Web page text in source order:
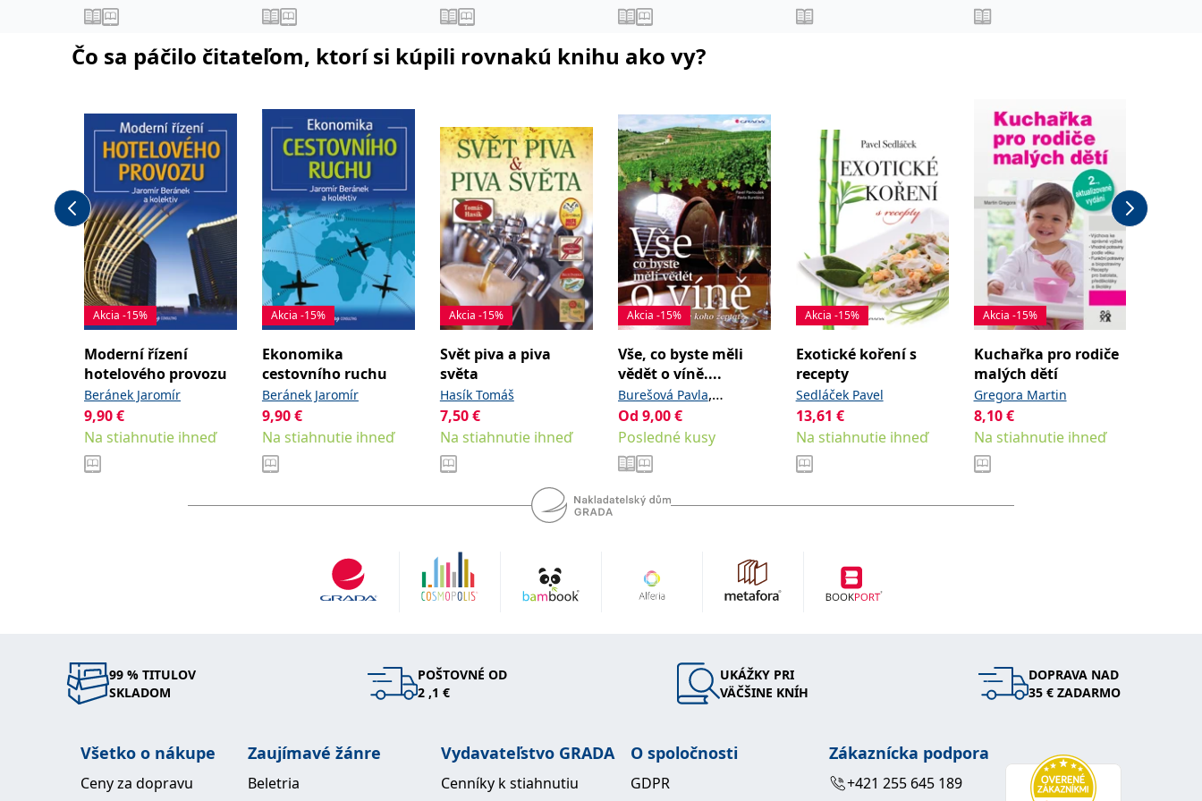
Čo sa páčilo čitateľom, ktorí si kúpili rovnakú knihu ako vy?
Akcia -15%
Moderní řízení
hotelového provozu
Beránek Jaromír
9,90€
Na stiahnutie ihneď
Akcia -15%
Ekonomika
cestovního ruchu
Beránek Jaromír
9,90€
Na stiahnutie ihneď
Akcia -15%
Svět piva a piva
světa
Hasík Tomáš
7,50€
Na stiahnutie ihneď
Akcia -15%
Vše, co byste měli
vědět o víně....
Burešová Pavla,
Pavloušek Pavel
Od 9,00€
Posledné kusy
Akcia -15%
Exotické koření s
recepty
Sedláček Pavel
13,61 €
Na stiahnutie ihneď
Akcia -15%
Kuchařka pro rodiče
malých dětí
Gregora Martin
8,10€
Na stiahnutie ihneď
99 % TITULOV
SKLADOM
POŠTOVNÉ OD
2 ,1 €
UKÁŽKY PRI
VÄČŠINE KNÍH
DOPRAVA NAD
35 € ZADARMO
Všetko o nákupe
Ceny za dopravu
Zaujímavé žánre
Beletria
Vydavateľstvo GRADA
Cenníky k stiahnutiu
O spoločnosti
GDPR
Zákaznícka podpora
+421 255 645 189